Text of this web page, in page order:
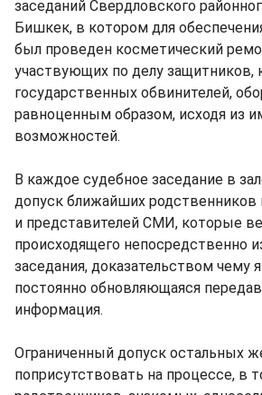
заседаний Свердловского
Бишкек, в котором для
был проведен косметический
участвующих по делу защитников,
государственных обвинителей,
равноценным образом, исходя из
возможностей.
В каждое судебное заседание в
допуск ближайших
и представителей СМИ, которые
происходящего непосредственно
заседания, доказательством чему
постоянно обновляющаяся
информация.
Ограниченный допуск остальных
поприсутствовать на процессе, в